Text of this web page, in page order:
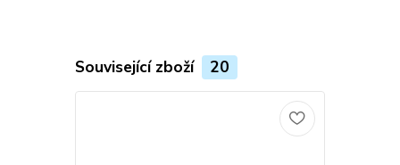
Související zboží 20